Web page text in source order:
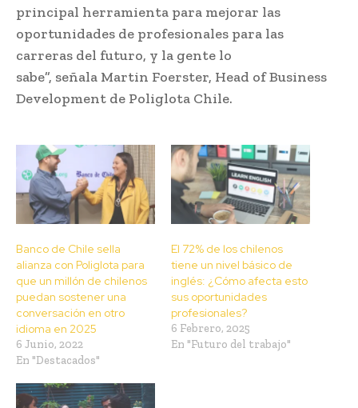
principal herramienta para mejorar las
oportunidades de profesionales para las
carreras del futuro, y la gente lo
sabe”, señala Martin Foerster, Head of Business
Development de Poliglota Chile.
Banco de Chile sella
alianza con Poliglota para
que un millón de chilenos
puedan sostener una
conversación en otro
idioma en 2025
6 Junio, 2022
En "Destacados"
El 72% de los chilenos
tiene un nivel básico de
inglés: ¿Cómo afecta esto
sus oportunidades
profesionales?
6 Febrero, 2025
En "Futuro del trabajo"